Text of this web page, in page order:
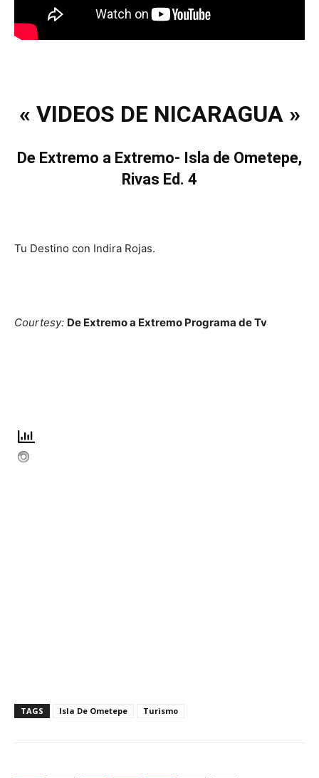
« VIDEOS DE NICARAGUA »
De Extremo a Extremo- Isla de Ometepe,
Rivas Ed. 4
Tu Destino con Indira Rojas.
Courtesy: De Extremo a Extremo Programa de Tv
TAGS Isla De Ometepe Turismo